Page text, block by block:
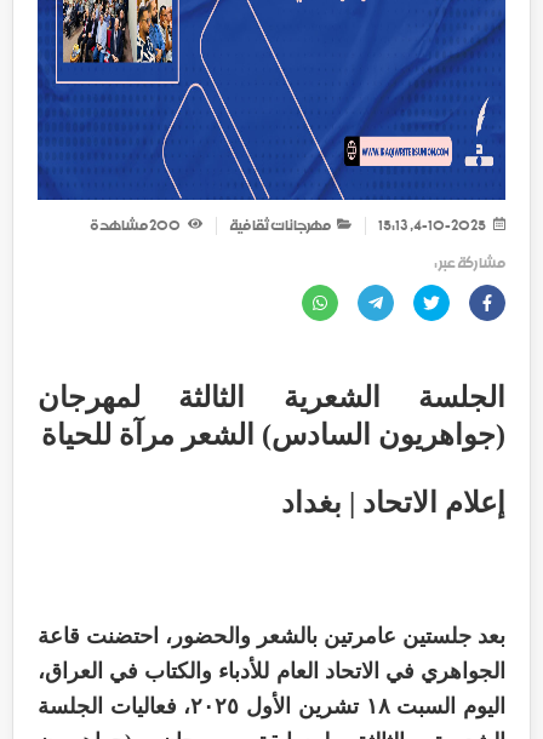
مهرجانات ثقافية
مشاهدة
مشاركة عبر :
الجلسة الشعرية الثالثة لمهرجان
(جواهريون السادس) الشعر مرآة للحياة
إعلام الاتحاد | بغداد
بعد جلستين عامرتين بالشعر والحضور، احتضنت قاعة
الجواهري في الاتحاد العام للأدباء والكتاب في العراق،
اليوم السبت ١٨ تشرين الأول ٢٠٢٥، فعاليات الجلسة